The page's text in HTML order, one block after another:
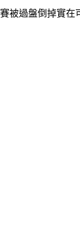
過盤倒掉實在